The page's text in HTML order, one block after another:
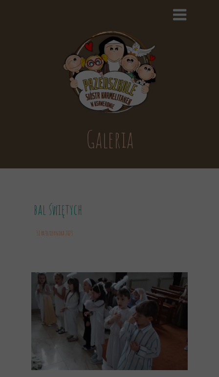
Galeria
bal świętych
31 października 2023